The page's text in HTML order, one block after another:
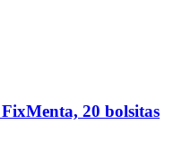
20 bolsitas